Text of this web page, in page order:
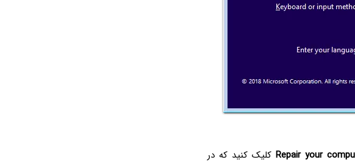
Repair your کلیک کنید که در